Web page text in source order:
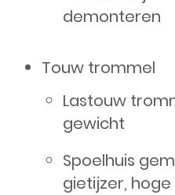
demonteren
Touw trommel
Lastouw
gewicht
Spoelhuis
gietijzer,